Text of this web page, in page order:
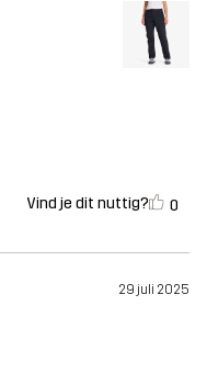
Vind je dit nuttig? 0
29 juli 2025